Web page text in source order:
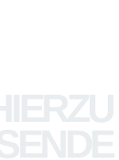
HIERZU